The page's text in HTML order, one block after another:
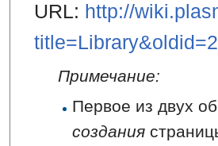
URL: http://
Примечание:
Первое из двух
создания